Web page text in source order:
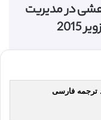
در مدیریت
ترجمه فارسی